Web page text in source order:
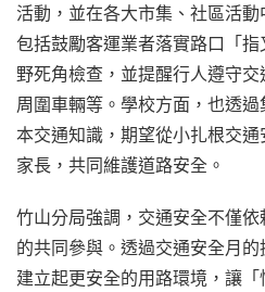
活動，並在各大市集、社區活
包括鼓勵客運業者落實路口「
野死角檢查，並提醒行人遵守
周圍車輛等。學校方面，也透
本交通知識，期望從小扎根交
家長，共同維護道路安全。
竹山分局強調，交通安全不僅
的共同參與。透過交通安全月
建立起更安全的用路環境，讓「